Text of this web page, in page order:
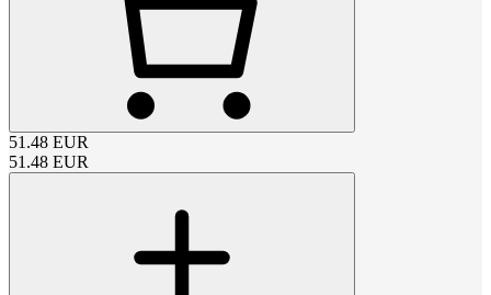
51.48 EUR
51.48 EUR